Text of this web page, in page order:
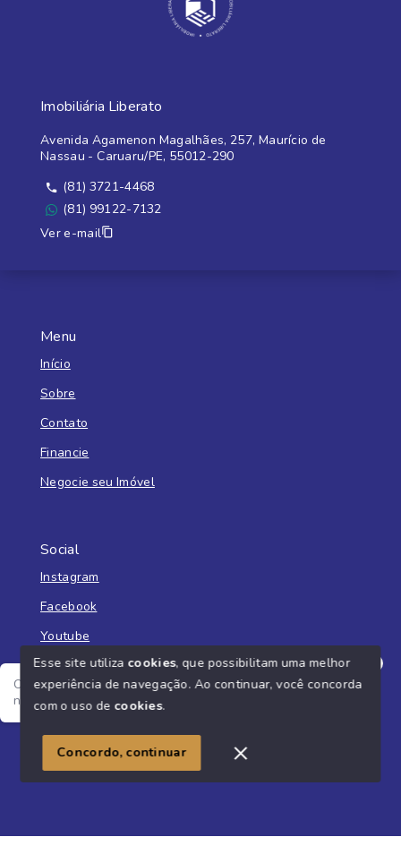
Menu
Início
Sobre
Contato
Financie
Negocie seu Imóvel
Social
Instagram
Facebook
Youtube
© Copyright 2026 - Imobiliária Liberato - Todos os direitos
SITE PARA IMOBILIARIA
Imobiliária Liberato
Avenida Agamenon Magalhães, 257, Maurício de
Nassau - Caruaru/PE, 55012-290
(81) 3721-4468
(81) 99122-7132
Ver e-mail
Olá! Estamos disponíveis para te ajudar, me fala o seu
nome e o que você está buscando?
Esse site utiliza cookies, que possibilitam uma melhor
experiência de navegação. Ao continuar, você concorda
com o uso de cookies.
Concordo, continuar